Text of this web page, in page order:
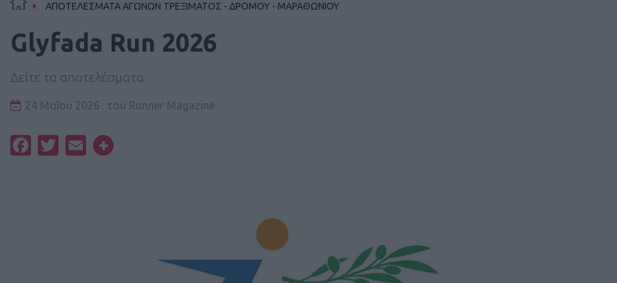
ΑΠΟΤΕΛΕΣΜΑΤΑ ΑΓΩΝΩΝ ΤΡΕΞΙΜΑΤΟΣ - ΔΡΟΜΟΥ - ΜΑΡΑΘΩΝΙΟΥ
Glyfada Run 2026
Δείτε τα αποτελέσματα
24 Μαΐου 2026 του Runner Magazine
FacebookTwitterEmail